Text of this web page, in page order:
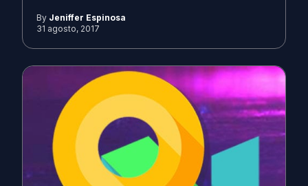
By Jeniffer Espinosa
31 agosto, 2017